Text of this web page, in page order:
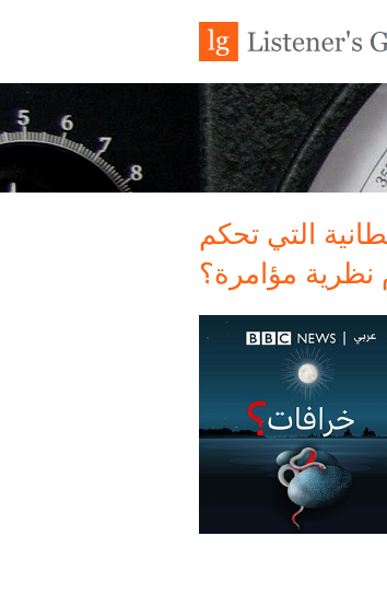
التي تحكم
نظرية مؤامرة؟